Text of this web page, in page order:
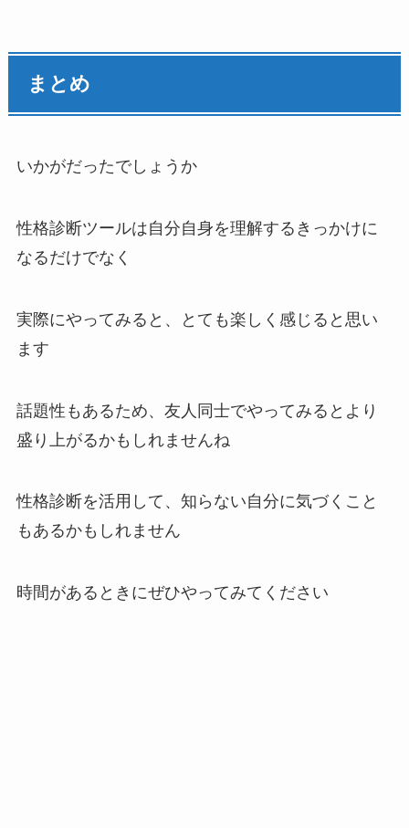
まとめ
いかがだったでしょうか
性格診断ツールは自分自身を理解するきっかけに
なるだけでなく
実際にやってみると、とても楽しく感じると思い
ます
話題性もあるため、友人同士でやってみるとより
盛り上がるかもしれませんね
性格診断を活用して、知らない自分に気づくこと
もあるかもしれません
時間があるときにぜひやってみてください